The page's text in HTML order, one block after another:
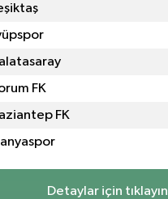
FK
FK
Detaylar için tıklayın